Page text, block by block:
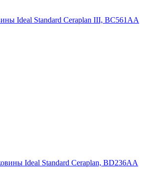
Ideal Standard Ceraplan III, BC561AA